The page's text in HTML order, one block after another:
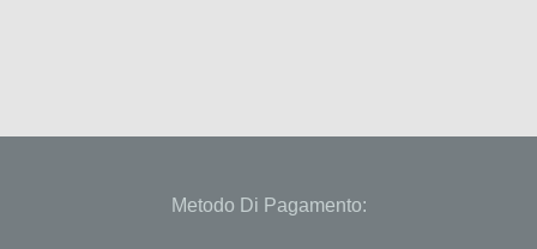
Metodo Di Pagamento: